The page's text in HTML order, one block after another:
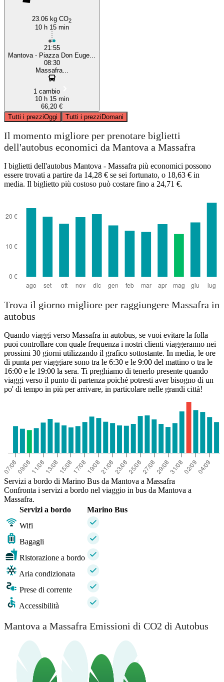
23.06 kg CO2
10 h 15 min
21:55
Mantova - Piazza Don Euge...
08:30
Massafra...
1 cambio
10 h 15 min
66,20 €
Tutti i prezziOggi Tutti i prezziDomani
Il momento migliore per prenotare biglietti
dell'autobus economici da Mantova a Massafra
I biglietti dell'autobus Mantova - Massafra più economici possono
essere trovati a partire da 14,28 € se sei fortunato, o 18,63 € in
media. Il biglietto più costoso può costare fino a 24,71 €.
Trova il giorno migliore per raggiungere Massafra in
autobus
Quando viaggi verso Massafra in autobus, se vuoi evitare la folla
puoi controllare con quale frequenza i nostri clienti viaggeranno nei
prossimi 30 giorni utilizzando il grafico sottostante. In media, le ore
di punta per viaggiare sono tra le 6:30 e le 9:00 del mattino o tra le
16:00 e le 19:00 la sera. Ti preghiamo di tenerlo presente quando
viaggi verso il punto di partenza poiché potresti aver bisogno di un
po' di tempo in più per arrivare, in particolare nelle grandi città!
Servizi a bordo di Marino Bus da Mantova a Massafra
Confronta i servizi a bordo nel viaggio in bus da Mantova a
Massafra.
Servizi a bordo
Marino Bus
Wifi
Bagagli
Ristorazione a bordo
Aria condizionata
Prese di corrente
Accessibilità
Mantova a Massafra Emissioni di CO2 di Autobus